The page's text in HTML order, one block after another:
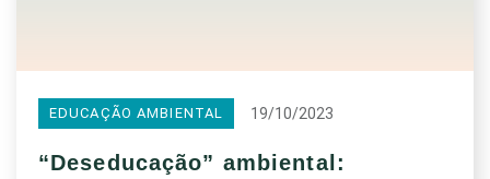
EDUCAÇÃO AMBIENTAL 19/10/2023
“Deseducação” ambiental: